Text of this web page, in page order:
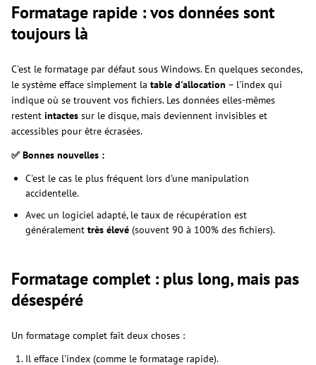
Formatage rapide : vos données sont
toujours là
C'est le formatage par défaut sous Windows. En quelques secondes,
le système efface simplement la table d'allocation – l'index qui
indique où se trouvent vos fichiers. Les données elles-mêmes
restent intactes sur le disque, mais deviennent invisibles et
accessibles pour être écrasées.
✅ Bonnes nouvelles :
C'est le cas le plus fréquent lors d'une manipulation
accidentelle.
Avec un logiciel adapté, le taux de récupération est
généralement très élevé (souvent 90 à 100% des fichiers).
Formatage complet : plus long, mais pas
désespéré
Un formatage complet fait deux choses :
Il efface l'index (comme le formatage rapide).